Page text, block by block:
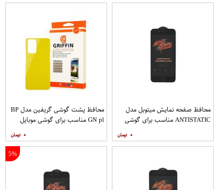
محافظ صفحه نمایش میتوبل مدل
ANTISTATIC مناسب برای گوشی
۰
محافظ پشت گوشی گریفین مدل BP
GN pl مناسب برای گوشی موبایل
۰
5%